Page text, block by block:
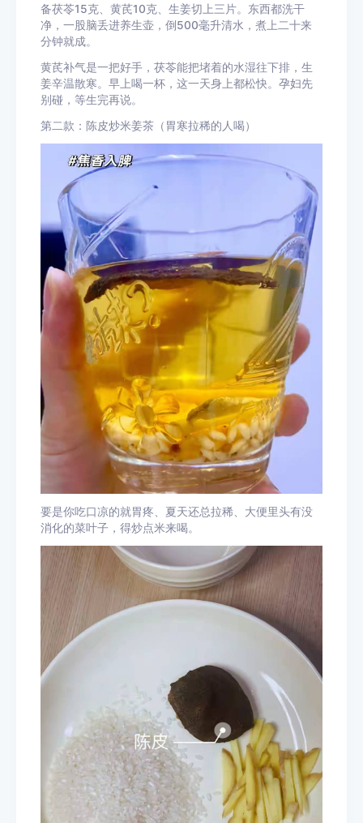
备茯苓15克、黄芪10克、生姜切上三片。东西都洗干
净，一股脑丢进养生壶，倒500毫升清水，煮上二十来
分钟就成。
黄芪补气是一把好手，茯苓能把堵着的水湿往下排，生
姜辛温散寒。早上喝一杯，这一天身上都松快。孕妇先
别碰，等生完再说。
第二款：陈皮炒米姜茶（胃寒拉稀的人喝）
要是你吃口凉的就胃疼、夏天还总拉稀、大便里头有没
消化的菜叶子，得炒点米来喝。